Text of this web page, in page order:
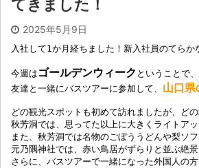
てきました！
2025年5月9日
入社して1か月経ちました！新入社員のてらか
今週は ゴールデンウィーク ということで
友達と一緒にバスツアーに参加して、 山口
どの観光スポットも初めて訪れましたが、ど
秋芳洞では、思ってた以上に大きくライトア
また、秋芳洞では名物のごぼううどんや梨ソ
元乃隅神社では、赤い鳥居がずらりと並ぶ絶
さらに、バスツアーで一緒になった外国人の